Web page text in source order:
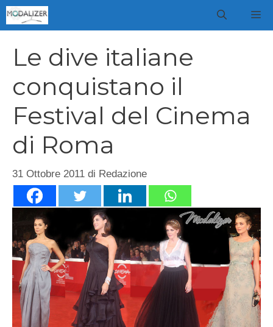
Vai
al
Le dive italiane
conquistano il
Festival del Cinema
di Roma
31 Ottobre 2011 di Redazione